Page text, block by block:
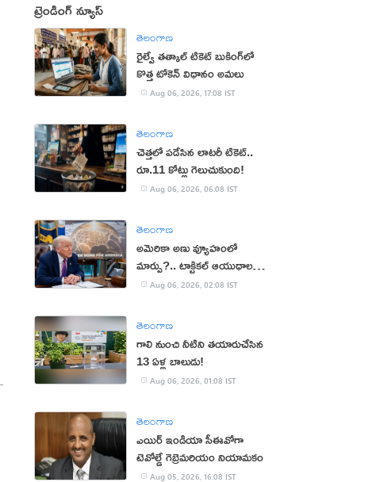
ట్రెండింగ్ న్యూస్
తెలంగాణ
రైల్వే తత్కాల్ టికెట్ బుకింగ్‌లో
కొత్త టోకెన్ విధానం అమలు
Aug 06, 2026, 17:08 IST
తెలంగాణ
చెత్తలో పడేసిన లాటరీ టికెట్..
రూ.11 కోట్లు గెలుచుకుంది!
Aug 06, 2026, 06:08 IST
తెలంగాణ
అమెరికా అణు వ్యూహంలో
మార్పు?.. టాక్టికల్ ఆయుధాలకు
ప్రాధాన్యం!
Aug 06, 2026, 02:08 IST
తెలంగాణ
గాలి నుంచి నీటిని తయారుచేసిన
13 ఏళ్ల బాలుడు!
Aug 06, 2026, 01:08 IST
తెలంగాణ
ఎయిర్ ఇండియా సీఈవోగా
టెవోల్డే గెబ్రెమరియం నియామకం
Aug 05, 2026, 16:08 IST